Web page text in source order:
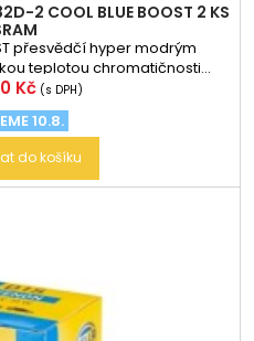
2 COOL BLUE BOOST 2 KS
přesvědčí hyper modrým
teplotou chromatičnosti...
Kč (s DPH)
10.8.
do košíku